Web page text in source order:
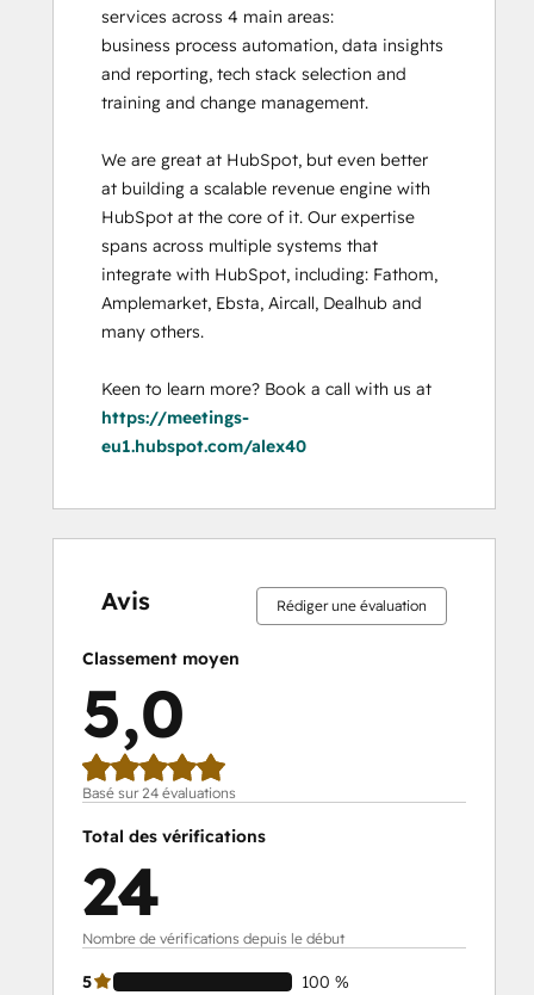
services across 4 main areas:
business process automation, data insights
and reporting, tech stack selection and
training and change management.
We are great at HubSpot, but even better
at building a scalable revenue engine with
HubSpot at the core of it. Our expertise
spans across multiple systems that
integrate with HubSpot, including: Fathom,
Amplemarket, Ebsta, Aircall, Dealhub and
many others.
https://meetings-
eu1.hubspot.com/alex40
Avis Rédiger une évaluation
Classement moyen
5,0
Basé sur 24 évaluations
Total des vérifications
24
Nombre de vérifications depuis le début
5 100 %